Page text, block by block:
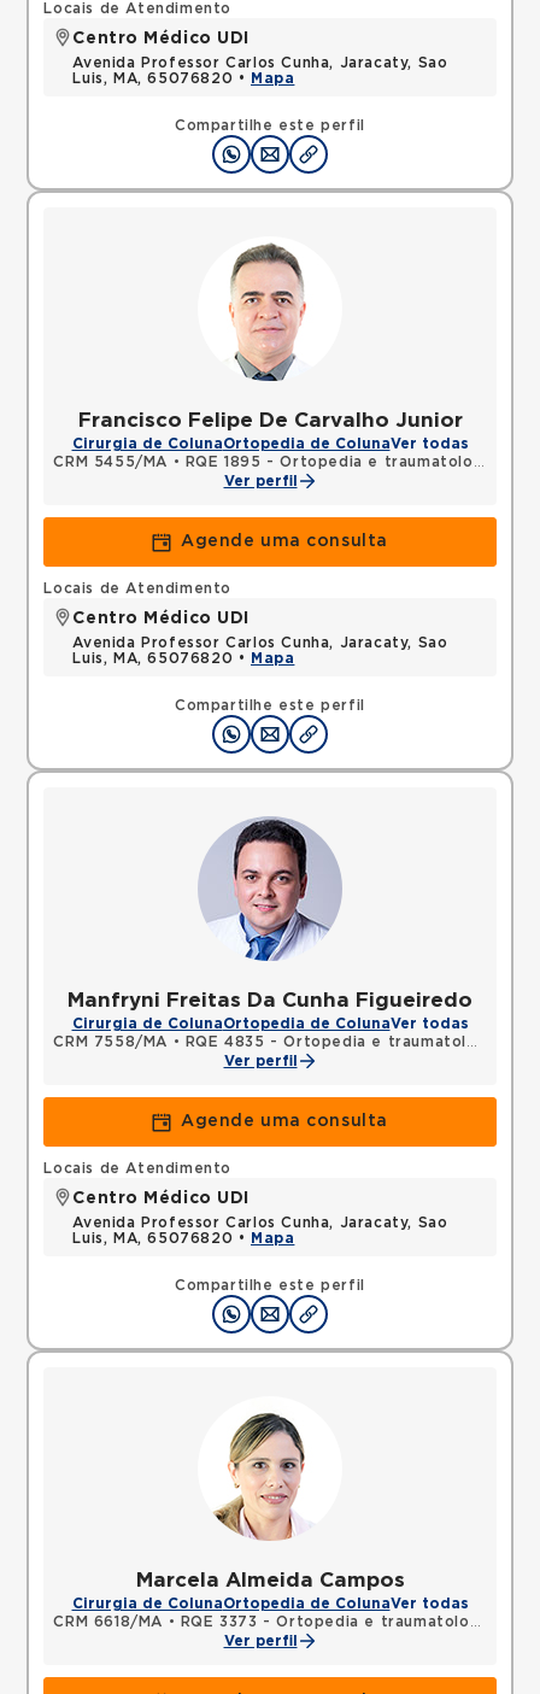
Compartilhe este perfil
Locais de Atendimento
Centro Médico UDI
Avenida Professor Carlos Cunha, Jaracaty, Sao
Luis, MA, 65076820 •
Mapa
Francisco Felipe De Carvalho Junior
Cirurgia de ColunaOrtopedia de ColunaVer todas
CRM 5455/MA •
RQE 1895 - Ortopedia e traumatologia
Ver perfil
Agende uma consulta
Compartilhe este perfil
Locais de Atendimento
Centro Médico UDI
Avenida Professor Carlos Cunha, Jaracaty, Sao
Luis, MA, 65076820 •
Mapa
Manfryni Freitas Da Cunha Figueiredo
Cirurgia de ColunaOrtopedia de ColunaVer todas
CRM 7558/MA •
RQE 4835 - Ortopedia e traumatologia
Ver perfil
Agende uma consulta
Compartilhe este perfil
Locais de Atendimento
Centro Médico UDI
Avenida Professor Carlos Cunha, Jaracaty, Sao
Luis, MA, 65076820 •
Mapa
Marcela Almeida Campos
Cirurgia de ColunaOrtopedia de ColunaVer todas
CRM 6618/MA •
RQE 3373 - Ortopedia e traumatologia
Ver perfil